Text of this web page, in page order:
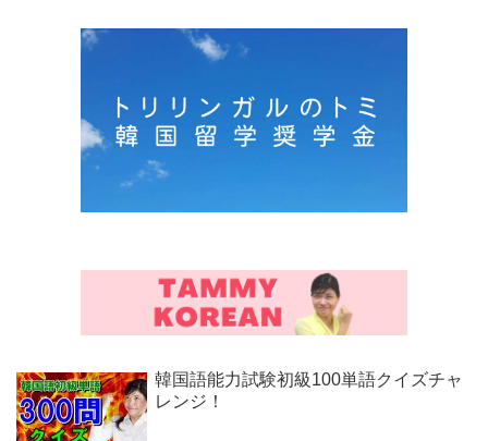
韓国語能力試験初級100単語クイズチャ
レンジ！